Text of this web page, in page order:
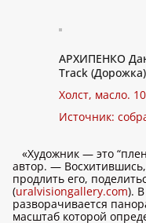
АРХИПЕНКО
Track
Холст, масло.
Источник:
«Художник — это
автор. — Восхитившись,
продлить его,
(uralvisiongallery.com).
разворачивается
масштаб которой